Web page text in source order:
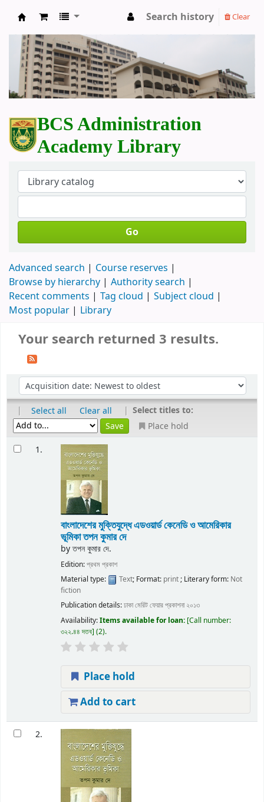
BCS Administration Academy Library
Search history Clear
BCS Administration
Academy Library
Go
Advanced search
Course reserves
Browse by hierarchy
Authority search
Recent comments
Tag cloud
Subject cloud
Most popular
Library
Your search returned 3 results.
| Select all Clear all | Select titles to:
Place hold
1.
বাংলাদেশের মুক্তিযুদ্ধে এডওয়ার্ড কেনেডি ও আমেরিকার
ভূমিকাতপন কুমার দে
byতপন কুমার দে.
Edition:প্রথম প্রকাশ
Material type:
Text; Format: print; Literary form: Not
fiction
Publication details:ঢাকামেরিট ফেয়ার প্রকাশনা ২০১৩
Availability:Items available for loan: Call number:
৩২২.৪৪ দতব (2).
Place hold
Add to cart
2.